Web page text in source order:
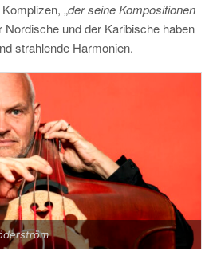
„der seine Kompositionen
Nordische und der Karibische haben
strahlende Harmonien.